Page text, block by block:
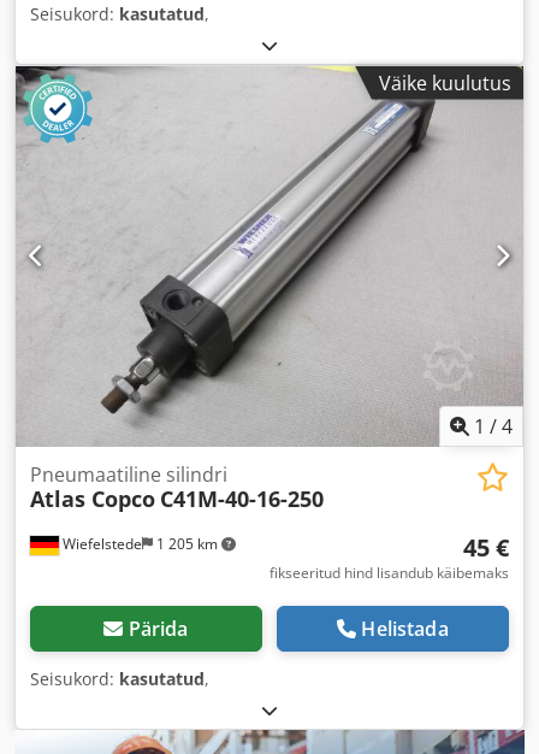
Seisukord: kasutatud,
Väike kuulutus
1 /4
Wiefelstede 1 205 km
Pneumaatiline silindri
Atlas Copco C41M-40-16-250
45 €
fikseeritud hind lisandub käibemaks
Pärida Helistada
Seisukord: kasutatud,